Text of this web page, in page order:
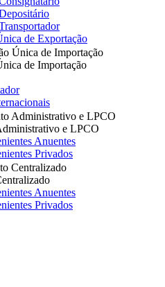
de Exportação
Única de Importação
de Importação
Administrativo e LPCO
e LPCO
Anuentes
Privados
Centralizado
Anuentes
Privados